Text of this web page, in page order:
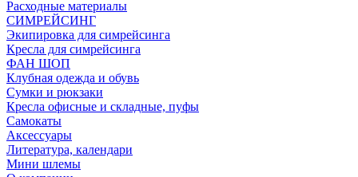
Расходные материалы
СИМРЕЙСИНГ
Экипировка для симрейсинга
Кресла для симрейсинга
ФАН ШОП
Клубная одежда и обувь
Сумки и рюкзаки
Кресла офисные и складные, пуфы
Самокаты
Аксессуары
Литература, календари
Мини шлемы